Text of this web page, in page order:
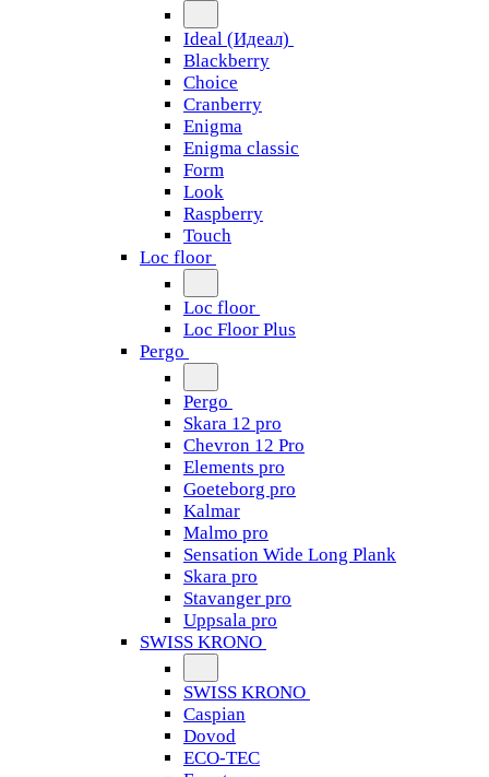
Ideal (Идеал)
Blackberry
Choice
Cranberry
Enigma
Enigma classic
Form
Look
Raspberry
Touch
Loc floor
Loc floor
Loc Floor Plus
Pergo
Pergo
Skara 12 pro
Chevron 12 Pro
Elements pro
Goeteborg pro
Kalmar
Malmo pro
Sensation Wide Long Plank
Skara pro
Stavanger pro
Uppsala pro
SWISS KRONO
SWISS KRONO
Caspian
Dovod
ECO-TEC